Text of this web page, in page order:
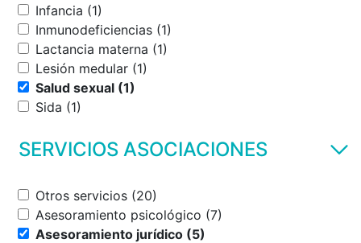
Infancia (1)
Inmunodeficiencias (1)
Lactancia materna (1)
Lesión medular (1)
Salud sexual (1)
Sida (1)
SERVICIOS ASOCIACIONES
Otros servicios (20)
Asesoramiento psicológico (7)
Asesoramiento jurídico (5)